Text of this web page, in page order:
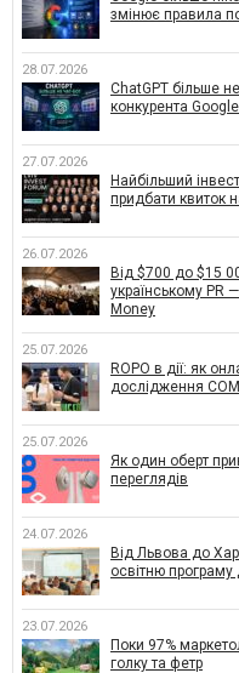
змінює правила
28.07.2026
ChatGPT більше
конкурента
27.07.2026
Найбільший
придбати квиток
26.07.2026
Від $700 до $15
українському PR
Money
25.07.2026
ROPO в дії: як
дослідження
25.07.2026
Як один оберт
переглядів
24.07.2026
Від Львова до
освітню програму
23.07.2026
Поки 97%
голку та фетр